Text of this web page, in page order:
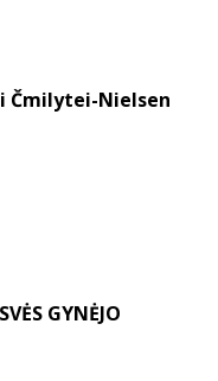
Čmilytei-Nielsen
GYNĖJO